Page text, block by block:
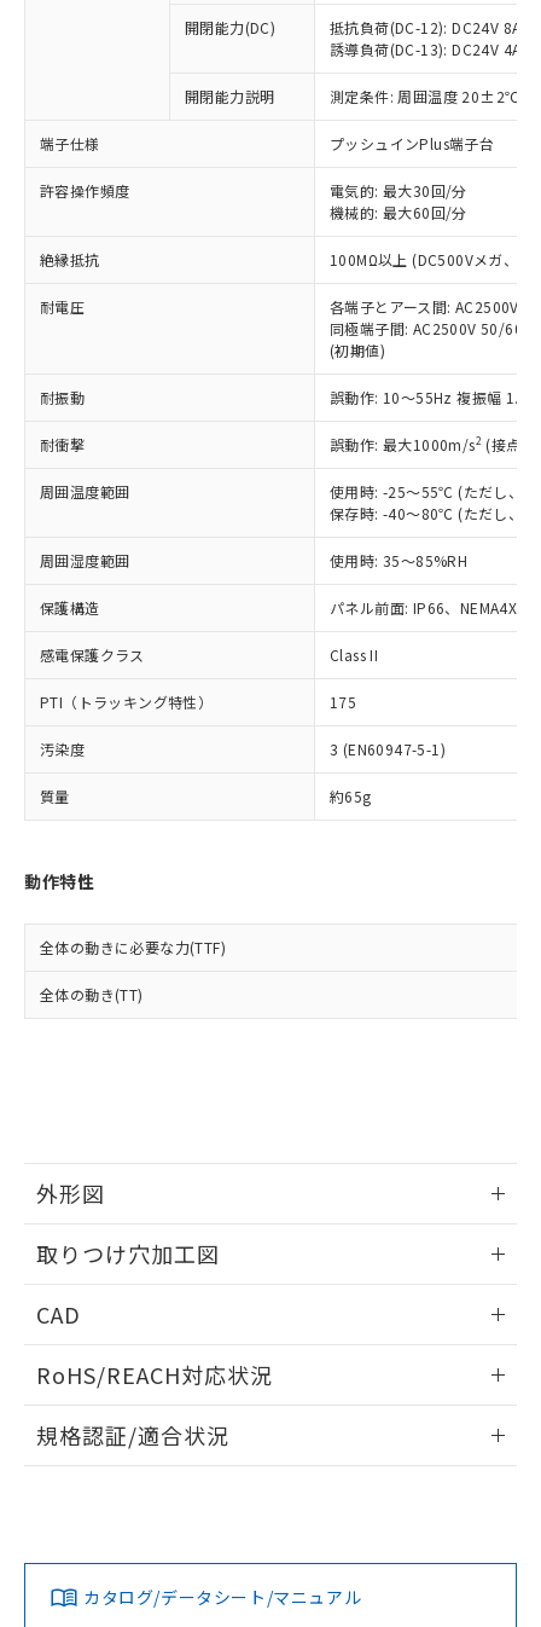
開閉能力(DC)
抵抗負荷(DC-12): DC24V 8A/
誘導負荷(DC-13): DC24V 4A/
開閉能力説明 測定条件: 周囲温度 20±2℃、
端子仕様 プッシュインPlus端子台
許容操作頻度
電気的: 最大30回/分
機械的: 最大60回/分
絶縁抵抗 100MΩ以上 (DC500Vメガ、点
耐電圧
各端子とアース間: AC2500V
同極端子間: AC2500V 50/
(初期値)
耐振動 誤動作: 10～55Hz 複振幅
耐衝撃 誤動作: 最大1000m/s2 (接点
周囲温度範囲
使用時: -25～55℃ (ただし、氷
保存時: -40～80℃ (ただし、氷
周囲湿度範囲 使用時: 35～85%RH
保護構造 パネル前面: IP66、NEMA4X,
感電保護クラス Class II
PTI（トラッキング特性） 175
汚染度 3 (EN60947-5-1)
質量 約65g
動作特性
全体の動きに必要な力(TTF)
全体の動き(TT)
外形図
取りつけ穴加工図
CAD
ドすることができます。
ログイン/会員登録
ダウンロードデータをご利用いただく前に、以下を必ずお読
みください。
ソフトウェアの使用条件
RoHS/REACH対応状況
EU RoHS 注意事項・凡例
対応済み
規格認証/適合状況
カタログ/データシート/マニュアル
商品の当社在庫状況および標準価格
(税抜)を提供させていただくもので
当社制御機器事業取扱商品の中には、
本サービスの対象外となる商品もある
ことをご了承ください。
在庫状況および標準価格照会結果は、
記載している更新日時点での社内デー
タに基づき作成されるものであり、閲
覧された時点での実際の在庫および標
準価格とは異なる場合があることをご
正式な納期状況および標準価格はお客
様のお取引先、またはお客様担当のオ
ムロン制御機器販売店・当社販売員に
オムロン制御機器販売店や当社販売拠
販売ネットワーク
」をご確認
在庫状況および標準価格結果を当社の
事前の承諾なく第三者に漏洩または開
示しないようお願いします。
マイパーツ機能（部品リスト作成サー
ビス）をご利用いただくには、I-Web
メンバーズにご登録されている必要が
あります。
お客様が当ウェブサイト上で当社にご
登録された部品リストについて、当社
および当社の共同利用者が、当社の製
品・サービスに関するお客様との取
引・商談に必要な範囲で利用すること
非含有の対応状況を調査中または確認中の
非該当品：ライセンス料など無形物で、有
害物質有無と関係のない商品です。
いたものが、含有品と判明した場合などや
むを得ず変更することがあります。
鉛(Pb) 1000ppm以下、 水銀(Hg) 1000ppm以下、 カド
六価クロム(Cr(Ⅵ)) 1000ppm以下、ポリ臭化ビフェニル
類(PBB) 1000ppm以下、ポリ臭化ジフェニルエーテル類
(PBDE) 1000ppm以下、フタル酸ビス(2-エチルヘキシ
ル) (DEHP)(別名：DOP) 1000ppm以下、フタル酸ブチ
ルベンジル（BBP） 1000ppm以下、フタル酸ジブチル
（DBP） 1000ppm以下、フタル酸ジイソブチル
但し、RoHS指令で産業用監視および制御機器に対する
図的な使用がないことを確認しています。
部品在庫の切り替え状況などにより、予定
月が前後することがあります。
※3 非含有証明書ダウンロード
下記の非含有証明書をダウンロードするこ
EU RoHS指令（10物質）の非含有証明書
ものではありません。
また、RoHS指令のフタル酸エステル類４
荷製品に未対応品が混在することから備考
「○」：最大均質材料含有率が中国RoHSの
基準値以下であることを示します。
「×」：最大均質材料含有率が中国RoHSの
基準値を超えていることを示します。
い合わせください。
*中国RoHS10物質の基準値 (GB/T26572)：
Pb(鉛) :1000ppm、 Hg(水銀) : 1000ppm、 Cd(カドミウ
ム) : 100ppm、
Cr(Ⅵ)(六価クロム) : 1000ppm、 PBBs(ポリ臭化ビフェ
ニル類) : 1000ppm、 PBDEs(ポリ臭化ジフェニルエーテ
DBP(フタル酸ジブチル) : 1000ppm、 DIBP(フタル酸ジ
イソブチル) : 1000ppm、 BBP(フタル酸ブチルベンジ
DEHP(フタル酸ビス(2-エチルヘキシル)) : 1000ppm
「ｅ」：有害物質（10物質）のすべてが基
準値以下であることを示します。
「10」：通常の使用状況下において有害物
質が外部に漏えいし、環境に深刻な影響を
及ぼさない年数を意味します。
「－」：未確認です。当社販売部門へお問
当社は、これら貴社製品のうち、外国
為替および外国貿易法に定める商品
（以下｢規制貨物等」という）を輸出
または国外への提供する場合は、日本
国政府の輸出許可(または役務取引許
可)を取得するなどの必要な手続きを
当社は規制貨物を破棄する場合は、完
全に破砕するなど、違法に輸出されな
いよう必要な手段を講じます。
当社は貴社製品を、核兵器、ミサイ
ル、化学兵器、生物兵器またはその他
武器並びにこれらの製造装置等に一切
当社は、貴社製品を第三者に販売する
場合は、上記1、2および3の内容を当
該第三者に通知します。また当社は、
販売先および販売に係わる関係者が違
法に輸出するおそれがある場合は、取
り引きをいたしません。
キャンセル
一定数以上の在庫あり
一定数には満たないが在庫あり
在庫なし(最新の在庫状況につ
いては、お客様のお取引先、ま
たはお客様担当のオムロン制御
機器販売店・当社販売員にご確
受注生産機種、また在庫状況の
情報を公開していない機種